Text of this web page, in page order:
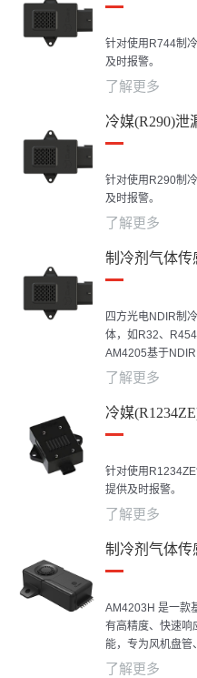
针对使用R744制
及时报警。
了解更多
冷媒(R290)泄
针对使用R290制
及时报警。
了解更多
制冷剂气体传
四方光电NDIR制
体，如R32、
AM4205基于
冷剂泄漏并提供早
自有校准技术进行
了解更多
冷媒
针对使用
提供及时报警。
了解更多
制冷剂气体传
AM4203H 是一款
有高精度、快速响
能，专为风机盘
保持集成缓解/关
了解更多